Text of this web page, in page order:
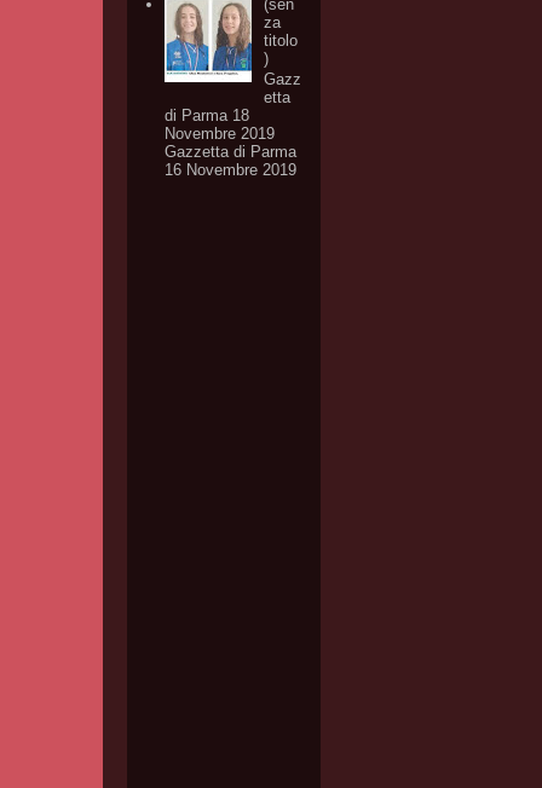
(sen
za
titolo
)
Gazz
etta
di Parma 18
Novembre 2019
Gazzetta di Parma
16 Novembre 2019